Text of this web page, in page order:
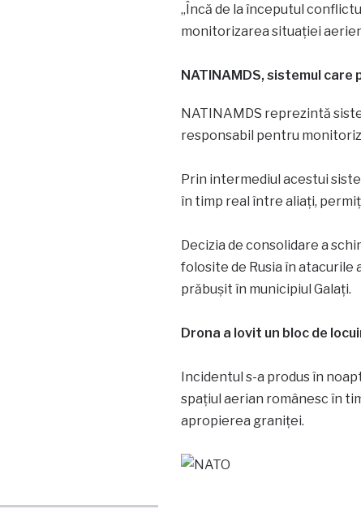
„Încă de la începutul
monitorizarea situaţiei
NATINAMDS, sistemul care
NATINAMDS reprezintă
responsabil pentru
Prin intermediul acestui
în timp real între aliați,
Decizia de consolidare a
folosite de Rusia în atacurile
prăbușit în municipiul Galați.
Drona a lovit un bloc de
Incidentul s-a produs în
spațiul aerian românesc în
apropierea graniței.